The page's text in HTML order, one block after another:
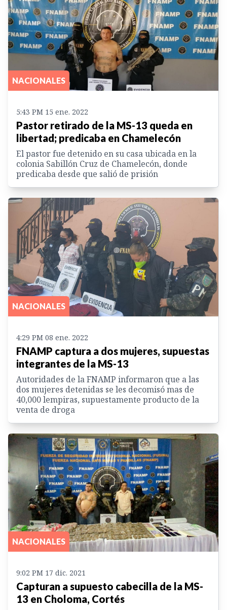
NACIONALES
5:43 PM 15 ene. 2022
Pastor retirado de la MS-13 queda en
libertad; predicaba en Chamelecón
El pastor fue detenido en su casa ubicada en la
colonia Sabillón Cruz de Chamelecón, donde
predicaba desde que salió de prisión
NACIONALES
4:29 PM 08 ene. 2022
FNAMP captura a dos mujeres, supuestas
integrantes de la MS-13
Autoridades de la FNAMP informaron que a las
dos mujeres detenidas se les decomisó mas de
40,000 lempiras, supuestamente producto de la
venta de droga
NACIONALES
9:02 PM 17 dic. 2021
Capturan a supuesto cabecilla de la MS-
13 en Choloma, Cortés